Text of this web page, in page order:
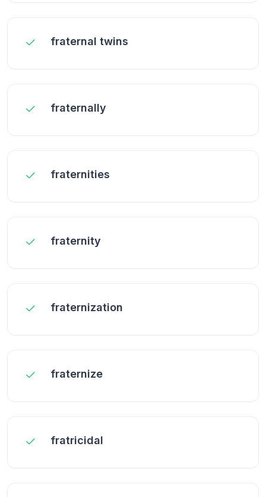
fraternal twins
fraternally
fraternities
fraternity
fraternization
fraternize
fratricidal